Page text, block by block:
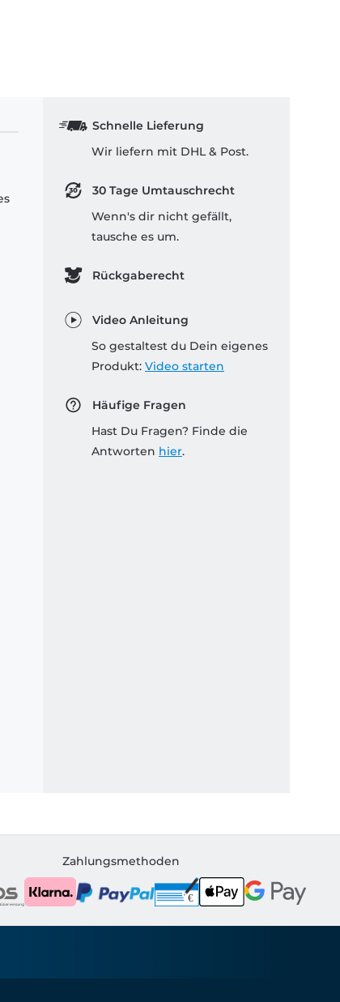
Schnelle Lieferung
Wir liefern mit DHL & Post.
30 Tage Umtauschrecht
Wenn's dir nicht gefällt,
tausche es um.
Rückgaberecht
Video Anleitung
So gestaltest du Dein eigenes
Produkt: Video starten
Häufige Fragen
Hast Du Fragen? Finde die
Antworten hier.
Zahlungsmethoden